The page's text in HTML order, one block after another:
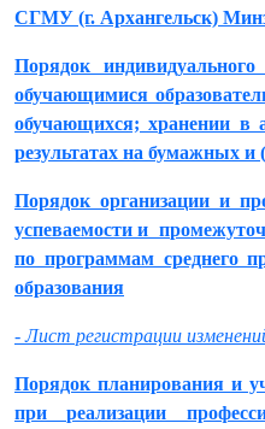
СГМУ (г. Архангельск)
Порядок индивидуального
обучающимися
обучающихся; хранении в
результатах на бумажных и
Порядок организации и
успеваемости и
по программам среднего
образования
- Лист регистрации
Порядок планирования и
при реализации